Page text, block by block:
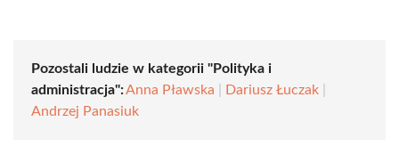
Pozostali ludzie w kategorii "Polityka i
administracja":Anna Pławska Dariusz Łuczak
Andrzej Panasiuk